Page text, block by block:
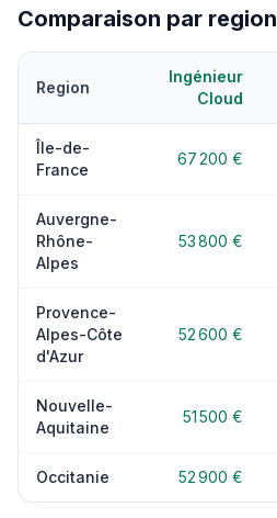
Comparaison par region
Region
Ingénieur
Cloud
Île-de-
France
67 200 €
Auvergne-
Rhône-
Alpes
53 800 €
Provence-
Alpes-Côte
d'Azur
52 600 €
Nouvelle-
Aquitaine
51 500 €
Occitanie 52 900 €